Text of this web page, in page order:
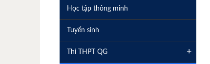
Học tập thông minh
Tuyển sinh
Thi THPT QG +